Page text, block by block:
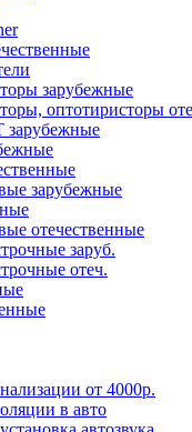
зарубежные
оптотиристоры
зарубежные
зарубежные
отечественные
заруб.
отеч.
от 4000р.
в авто